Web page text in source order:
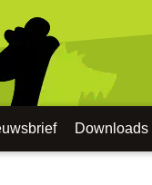
Downloads